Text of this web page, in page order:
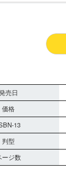
売日
価格
13
判型
ージ数